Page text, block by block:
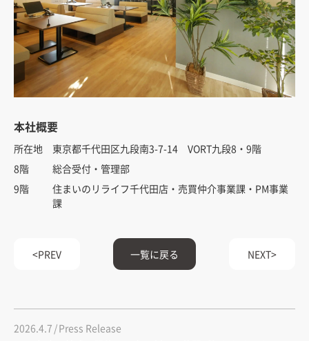
本社概要
所在地
東京都千代田区九段南3-7-14 VORT九段8・9階
8階
総合受付・管理部
9階
住まいのリライフ千代田店・売買仲介事業課・PM事業
課
PREV 一覧に戻る NEXT
2026.4.7 Press Release